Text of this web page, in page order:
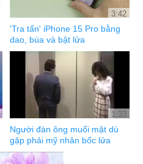
3:42
'Tra tấn' iPhone 15 Pro bằng
dao, búa và bật lửa
1:33
Người đàn ông muối mặt dù
gặp phải mỹ nhân bốc lửa